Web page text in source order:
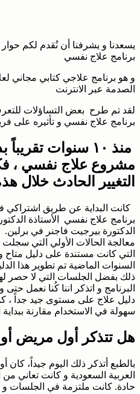
يسعدنا و يشرفنا أن نُقدم لكم
برنامج علاج نفسي
و هو برنامج علاجي كتابي مجاني
الصدمة عبر الانترنت
لقد تم طرح بعض التساؤلات
برنامج علاج نفسي و تأثيره على
منذ ١٠ سنوات
مشروع علاج نفسي ،
التغيير الحادث خلال
كانت البداية عن طريق
برنامج علاج نفسي الأستاذة
الدكتورة بيرجيت فاجنر في برلين.
معالجة الحالات الأولي التي
التي كانت مستندة على دليل
السنوات الماضية تم تطوير هذا
ذلك بفضل الجلسات التي لا حصر
البرنامج و اتذكر اننا كُنا نعمل
دليل علاج على مستوى جيد جداً ،
سهولة في الاستخدام مقارنة
هل تتذكر أول مريض
بالطبع أتذكر ذلك اليوم جيداً،
العربية السعودية و كانت تعاني
حادة. كانت ملتزمة في الجلسات و